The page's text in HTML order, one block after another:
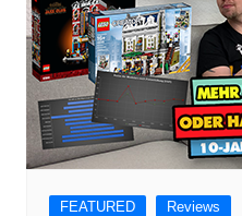
FEATURED Reviews